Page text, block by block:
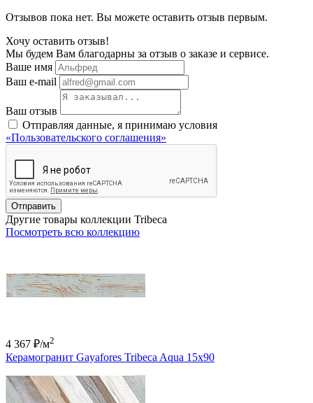
Отзывов пока нет. Вы можете оставить отзыв первым.
Хочу оставить отзыв!
Мы будем Вам благодарны за отзыв о заказе и сервисе.
Ваше имя
Ваш e-mail
Ваш отзыв
Отправляя данные, я принимаю условия
«Пользовательского соглашения»
Отправить
Другие товары коллекции Tribeca
Посмотреть всю коллекцию
4 367 ₽/м2
Керамогранит Gayafores Tribeca Aqua 15x90